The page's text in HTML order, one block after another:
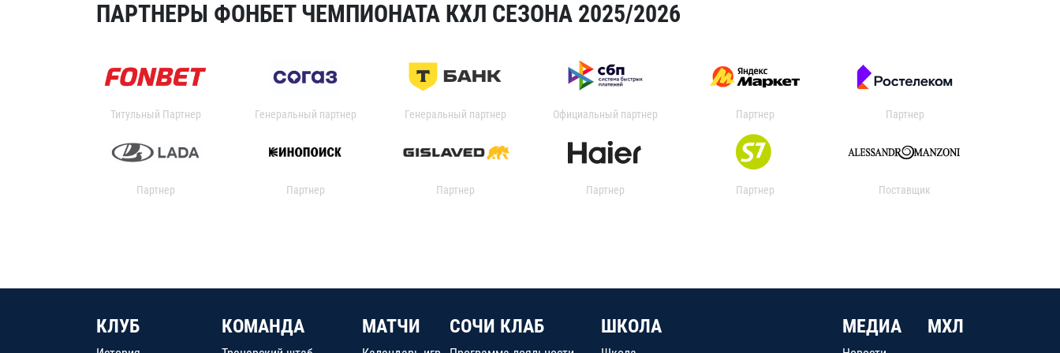
ПАРТНЕРЫ ФОНБЕТ ЧЕМПИОНАТА КХЛ СЕЗОНА 2025/2026
Титульный Партнер Генеральный партнер Генеральный партнер Официальный партнер Партнер Партнер
Партнер Партнер Партнер Партнер Партнер Поставщик
КЛУБ КОМАНДА МАТЧИ СОЧИ КЛАБ ШКОЛА МЕДИА МХЛ